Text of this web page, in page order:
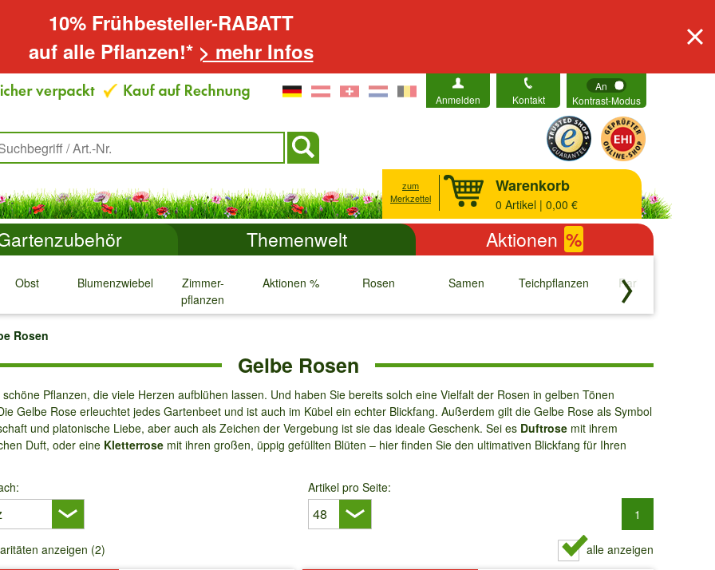
10% Frühbesteller-RABATT
auf alle Pflanzen!* > mehr Infos
Anmelden Kontakt
An
Kontrast-Modus
zum
Merkzettel
Warenkorb
0 Artikel | 0,00 €
Themenwelt Aktionen %
Obst Blumenzwiebeln
↓
Zimmer-
pflanzen
↓
Aktionen %
↓
Rosen
↓
Samen
↓
Teichpflanzen
↓
Raritäten
↓
Rosen
Gelbe Rosen
schöne Pflanzen, die viele Herzen aufblühen lassen. Und haben Sie bereits solch eine Vielfalt der Rosen in gelben Tönen
Gelbe Rose erleuchtet jedes Gartenbeet und ist auch im Kübel ein echter Blickfang. Außerdem gilt die Gelbe Rose als Symbol
und platonische Liebe, aber auch als Zeichen der Vergebung ist sie das ideale Geschenk. Sei es Duftrose mit ihrem
Duft, oder eine Kletterrose mit ihren großen, üppig gefüllten Blüten – hier finden Sie den ultimativen Blickfang für Ihren
Artikel pro Seite:
1
anzeigen (2) alle anzeigen